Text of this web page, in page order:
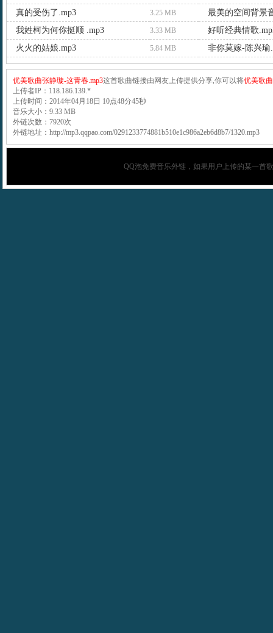
真的受伤了.mp3
3.25 MB
最美的空间背景
我姓柯为何你挺顺 .mp3
3.33 MB
好听经典情歌
火火的姑娘.mp3
5.84 MB 非你莫嫁-陈兴瑜
优美歌曲张静璇-这青春.mp3这首歌曲链接由网友上传提供分享,你可以将优美歌
上传者IP：118.186.139.*
上传时间：2014年04月18日 10点48分45秒
音乐大小：9.33 MB
外链次数：7920次
外链地址：http://mp3.qqpao.com/0291233774881b510e1c986a2eb6d8b7/1320.mp3
QQ泡免费音乐外链，如果用户上传的某一首